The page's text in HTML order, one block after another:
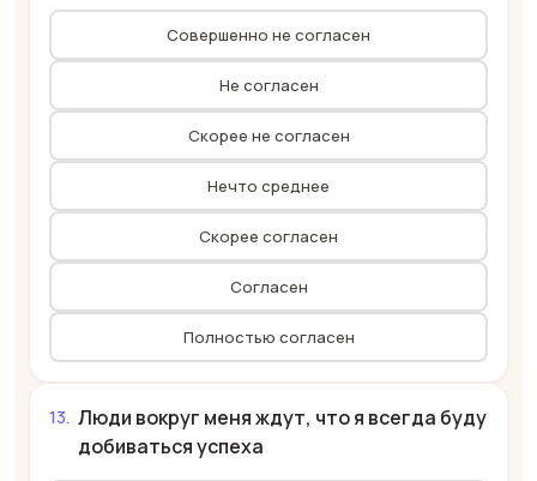
Совершенно не согласен
Не согласен
Скорее не согласен
Нечто среднее
Скорее согласен
Согласен
Полностью согласен
Люди вокруг меня ждут, что я всегда буду
добиваться успеха